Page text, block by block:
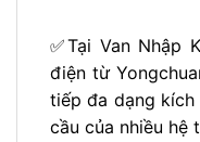
✅Tại Van Nhập
điện từ
tiếp đa dạng
cầu của nhiều hệ